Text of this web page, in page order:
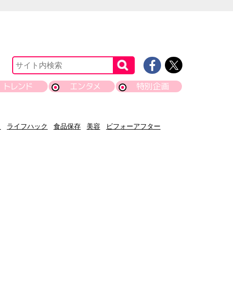
トレンド エンタメ 特別企画
ライフハック 食品保存 美容
ビフォーアフター